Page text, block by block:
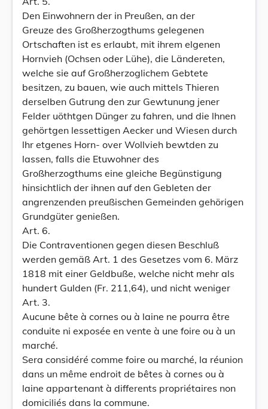
Den Einwohnern der in Preußen, an der
Greuze des Großherzogthums gelegenen
Ortschaften ist es erlaubt, mit ihrem elgenen
Hornvieh (Ochsen oder Lühe), die Ländereten,
welche sie auf Großherzoglichem Gebtete
besitzen, zu bauen, wie auch mittels Thieren
derselben Gutrung den zur Gewtunung jener
Felder uöthtgen Dünger zu fahren, und die lhnen
gehörtgen lessettigen Aecker und Wiesen durch
lhr etgenes Horn- over Wollvieh bewtden zu
lassen, falls die Etuwohner des
Großherzogthums eine gleiche Begünstigung
hinsichtlich der ihnen auf den Gebleten der
angrenzenden preußischen Gemeinden gehörigen
Grundgüter genießen.
Art. 6.
Die Contraventionen gegen diesen Beschluß
werden gemäß Art. 1 des Gesetzes vom 6. März
1818 mit einer Geldbuße, welche nicht mehr als
hundert Gulden (Fr. 211,64), und nicht weniger
Art. 3.
Aucune bête à cornes ou à laine ne pourra être
conduite ni exposée en vente à une foire ou à un
marché.
Sera considéré comme foire ou marché, la réunion
dans un même endroit de bêtes à cornes ou à
laine appartenant à differents propriétaires non
domiciliés dans la commune.